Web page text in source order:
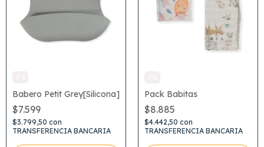
Babero Petit Grey[Silicona]
$7.599
$3.799,50 con
TRANSFERENCIA BANCARIA
Pack Babitas
$8.885
$4.442,50 con
TRANSFERENCIA BANCARIA